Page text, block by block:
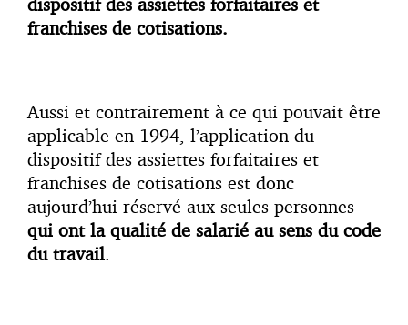
franchises de cotisations.
Aussi et contrairement à ce qui pouvait être
applicable en 1994, l’application du
dispositif des assiettes forfaitaires et
franchises de cotisations est donc
aujourd’hui réservé aux seules personnes
qui ont la qualité de salarié au sens du code
du travail.